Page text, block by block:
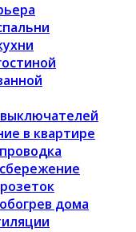
в квартире
дома